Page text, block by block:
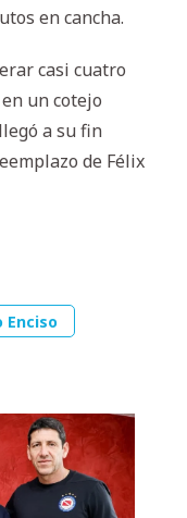
en cancha.
casi cuatro
un cotejo
a su fin
de Félix
Enciso